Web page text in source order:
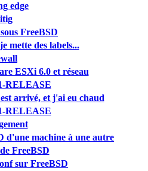
edge
FreeBSD
mette des labels...
ESXi 6.0 et réseau
RELEASE
arrivé, et j'ai eu chaud
RELEASE
d'une machine à une autre
FreeBSD
sur FreeBSD